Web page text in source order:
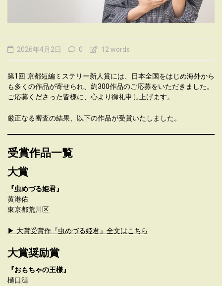
2026年4月2日 0 12 words
第1回 京都短編ミステリー新人賞には、日本全国をはじめ海外から
も多くの作品が寄せられ、約300作品のご応募をいただきました。
ご応募くださった皆様に、心より御礼申し上げます。
厳正なる審査の結果、以下の作品が受賞いたしました。
受賞作品一覧
大賞
『虫めづる姫君』
黄港佑
東京都荒川区
▶ 大賞受賞作『虫めづる姫君』全文はこちら
大賞奨励賞
『おもちゃの王様』
樋口漣